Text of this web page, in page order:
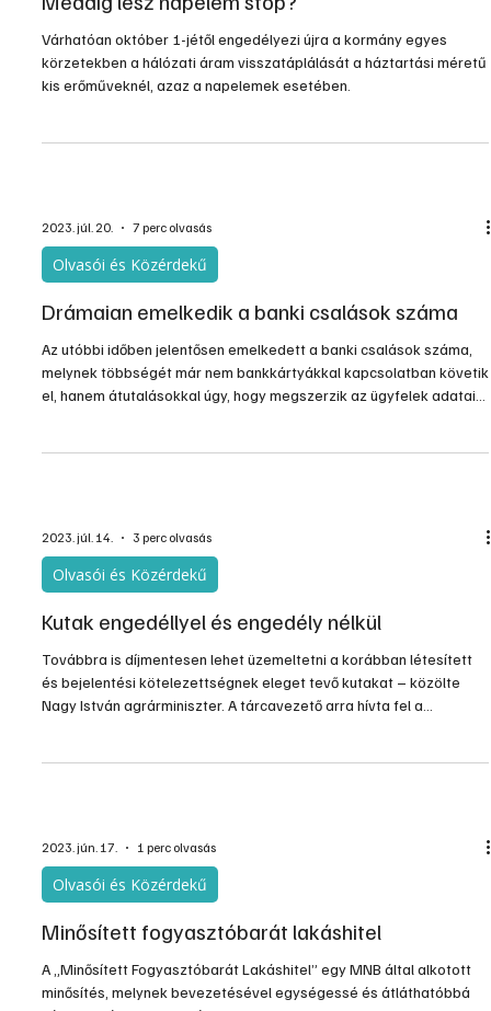
Várhatóan október 1-jétől engedélyezi újra a kormány egyes
körzetekben a hálózati áram visszatáplálását a háztartási méretű
kis erőműveknél, azaz a napelemek esetében.
2023. júl. 20. 7 perc olvasás
Olvasói és Közérdekű
Drámaian emelkedik a banki csalások száma
Az utóbbi időben jelentősen emelkedett a banki csalások száma,
melynek többségét már nem bankkártyákkal kapcsolatban követik
el, hanem átutalásokkal úgy, hogy megszerzik az ügyfelek adatait,
2023. júl. 14. 3 perc olvasás
Olvasói és Közérdekű
Kutak engedéllyel és engedély nélkül
Továbbra is díjmentesen lehet üzemeltetni a korábban létesített
és bejelentési kötelezettségnek eleget tevő kutakat – közölte
Nagy István agrárminiszter. A tárcavezető arra hívta fel a
2023. jún. 17. 1 perc olvasás
Olvasói és Közérdekű
Minősített fogyasztóbarát lakáshitel
A „Minősített Fogyasztóbarát Lakáshitel” egy MNB által alkotott
minősítés, melynek bevezetésével egységessé és átláthatóbbá